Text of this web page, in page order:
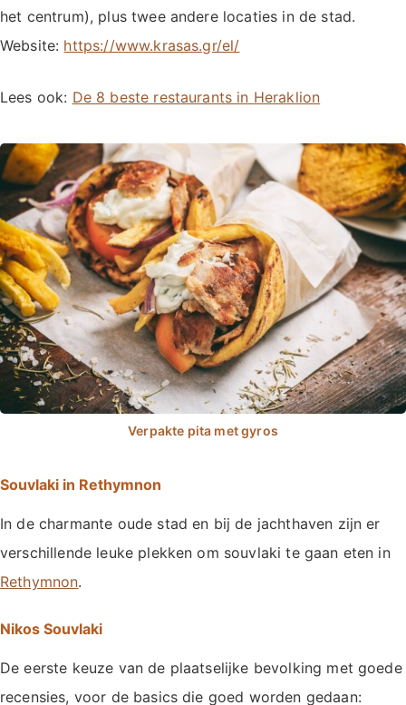
het centrum), plus twee andere locaties in de stad.
Website: https://www.krasas.gr/el/
Lees ook: De 8 beste restaurants in Heraklion
Souvlaki in Rethymnon
In de charmante oude stad en bij de jachthaven zijn er
verschillende leuke plekken om souvlaki te gaan eten in
Rethymnon.
Nikos Souvlaki
De eerste keuze van de plaatselijke bevolking met goede
recensies, voor de basics die goed worden gedaan: